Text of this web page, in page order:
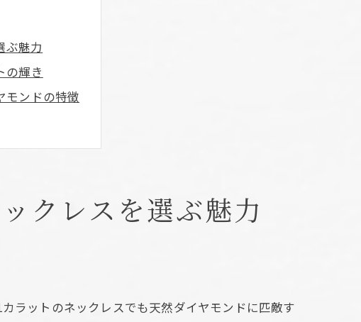
ぶ魅力
の輝き
モンドの特徴
ー選び
クレスを選ぶ魅力
ラットのネックレスでも天然ダイヤモンドに匹敵す